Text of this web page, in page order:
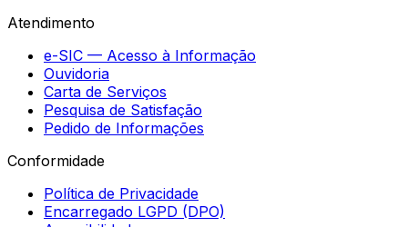
Atendimento
e-SIC — Acesso à Informação
Ouvidoria
Carta de Serviços
Pesquisa de Satisfação
Pedido de Informações
Conformidade
Política de Privacidade
Encarregado LGPD (DPO)